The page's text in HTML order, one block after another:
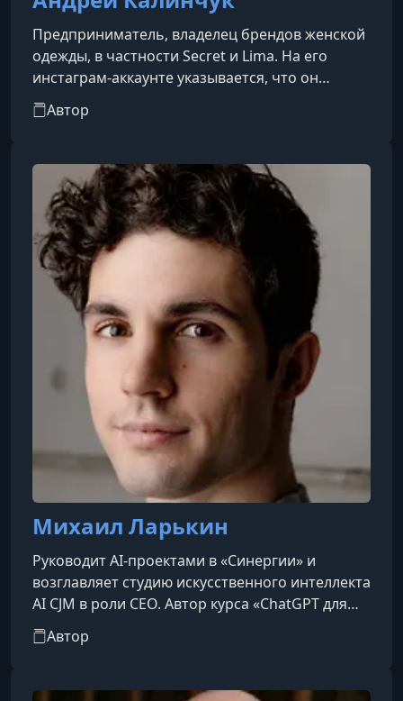
Предприниматель, владелец брендов женской
одежды, в частности Secret и Lima. На его
инстаграм-аккаунте указывается, что он
руководитель этих брендов и занимается
бизнес-обучением.Он ведёт YouTube-канал под
публикует видео о бизнесе, продажах,
маркетинге и делится опытом. В социальных
сетях и сообществах его позиционируют как
спикера, ментора, эксперта в товарном
бизнесе и маркетинге.
Автор
Михаил Ларькин
Руководит AI-проектами в «Синергии» и
возглавляет студию искусственного интеллекта
AI CJM в роли CEO. Автор курса «ChatGPT для
бизнеса», который был продюсирован Сбером
— крупнейшим банком страны. Это доверие со
глубокую экспертизу в эффективном
Автор